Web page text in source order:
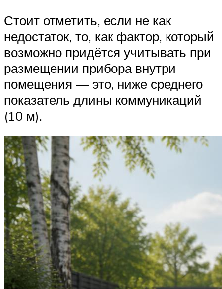
Стоит отметить, если не как
недостаток, то, как фактор, который
возможно придётся учитывать при
размещении прибора внутри
помещения — это, ниже среднего
показатель длины коммуникаций
(10 м).